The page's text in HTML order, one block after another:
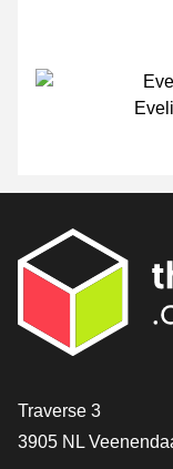
Contact
Traverse 3
3905 NL